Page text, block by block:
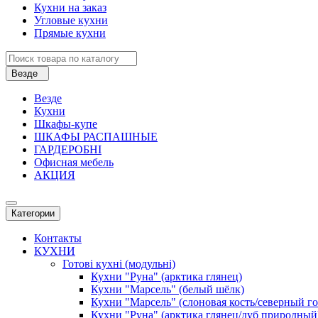
Кухни на заказ
Угловые кухни
Прямые кухни
Везде
Везде
Кухни
Шкафы-купе
ШКАФЫ РАСПАШНЫЕ
ГАРДЕРОБНІ
Офисная мебель
АКЦИЯ
Категории
Контакты
КУХНИ
Готові кухні (модульні)
Кухни "Руна" (арктика глянец)
Кухни "Марсель" (белый шёлк)
Кухни "Марсель" (слоновая кость/северный
Кухни "Руна" (арктика глянец/дуб